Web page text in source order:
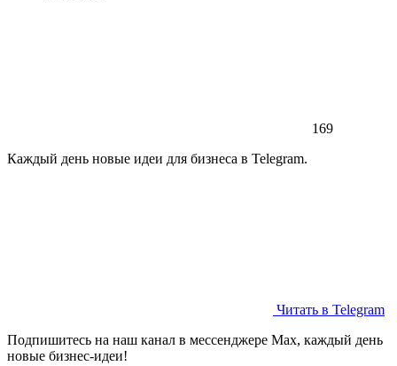
169
Каждый день новые идеи для бизнеса в Telegram.
Читать в Telegram
Подпишитесь на наш канал в мессенджере Max, каждый день
новые бизнес-идеи!